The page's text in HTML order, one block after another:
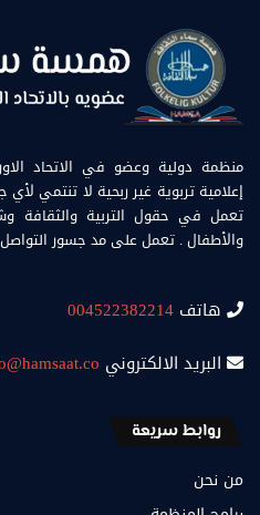
منظمة دولية وعضو في الاتحاد
إعلامية تربوية غير ربحية لا تنتمي
تعمل في حقول التربية والثقافة
والأطفال . تعمل على مد جسور التواصل
هاتف 004522382214
البريد الالكتروني
روابط سريعة
من نحن